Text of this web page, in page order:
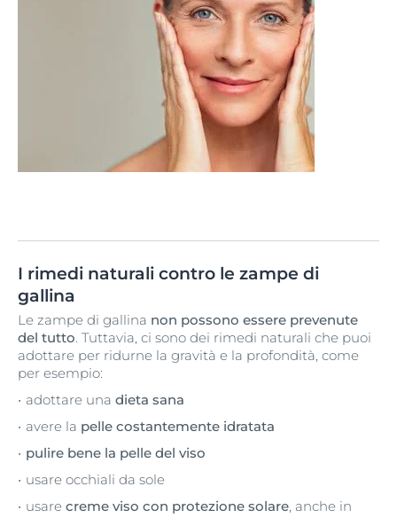
I rimedi naturali contro le zampe di
gallina
Le zampe di gallina non possono essere prevenute
del tutto. Tuttavia, ci sono dei rimedi naturali che puoi
adottare per ridurne la gravità e la profondità, come
per esempio:
adottare una dieta sana
avere la pelle costantemente idratata
pulire bene la pelle del viso
usare occhiali da sole
usare creme viso con protezione solare, anche in